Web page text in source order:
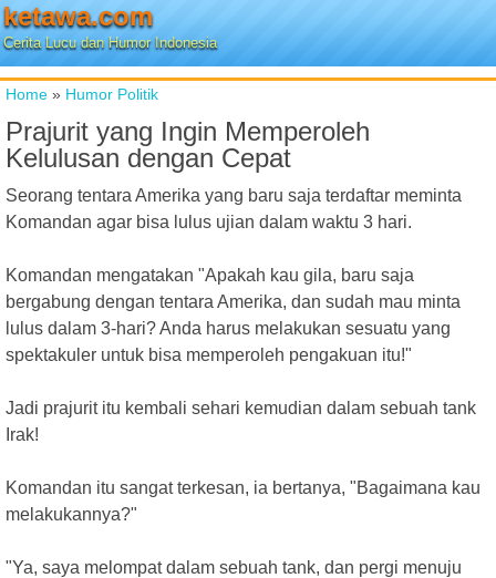
ketawa.com
Cerita Lucu dan Humor Indonesia
Home » Humor Politik
Prajurit yang Ingin Memperoleh
Kelulusan dengan Cepat
Seorang tentara Amerika yang baru saja terdaftar meminta
Komandan agar bisa lulus ujian dalam waktu 3 hari.
Komandan mengatakan "Apakah kau gila, baru saja
bergabung dengan tentara Amerika, dan sudah mau minta
lulus dalam 3-hari? Anda harus melakukan sesuatu yang
spektakuler untuk bisa memperoleh pengakuan itu!"
Jadi prajurit itu kembali sehari kemudian dalam sebuah tank
Irak!
Komandan itu sangat terkesan, ia bertanya, "Bagaimana kau
melakukannya?"
"Ya, saya melompat dalam sebuah tank, dan pergi menuju